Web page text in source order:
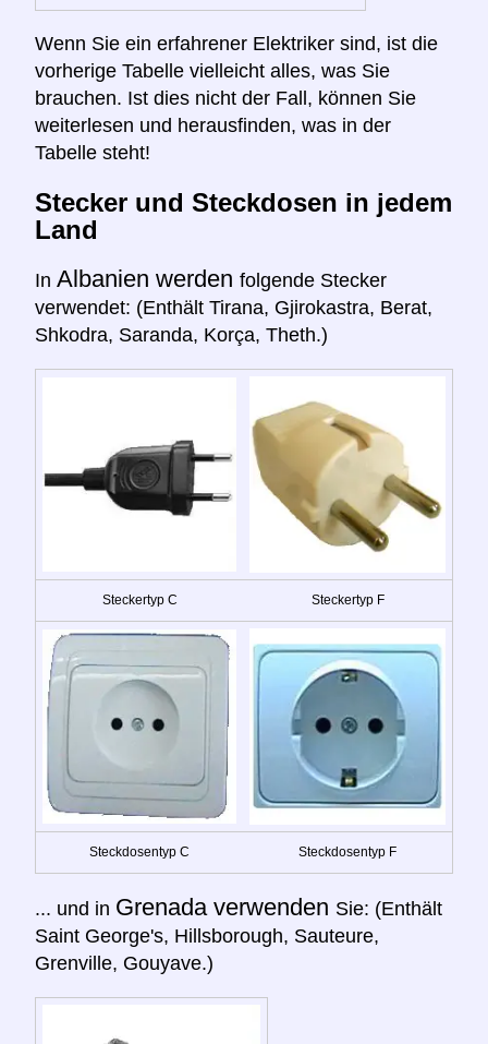
Wenn Sie ein erfahrener Elektriker sind, ist die
vorherige Tabelle vielleicht alles, was Sie
brauchen. Ist dies nicht der Fall, können Sie
weiterlesen und herausfinden, was in der
Tabelle steht!
Stecker und Steckdosen in jedem
Land
In Albanien werden folgende Stecker
verwendet: (Enthält Tirana, Gjirokastra, Berat,
Shkodra, Saranda, Korça, Theth.)
Steckertyp C Steckertyp F
Steckdosentyp C Steckdosentyp F
... und in Grenada verwenden Sie: (Enthält
Saint George's, Hillsborough, Sauteure,
Grenville, Gouyave.)